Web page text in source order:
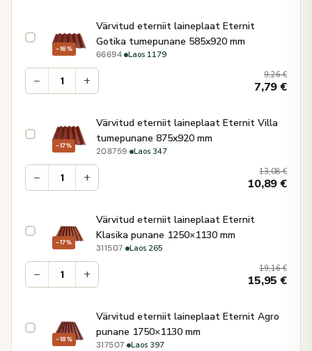
−16%
Värvitud eterniit laineplaat Eternit
Gotika tumepunane 585x920 mm
66694· Laos 1179
− + 9,26€
7,79€
−17%
Värvitud eterniit laineplaat Eternit Villa
tumepunane 875x920 mm
208759· Laos 347
− + 13,08€
10,89€
−17%
Värvitud eterniit laineplaat Eternit
Klasika punane 1250×1130 mm
311507· Laos 265
− + 19,16€
15,95€
−18%
Värvitud eterniit laineplaat Eternit Agro
punane 1750×1130 mm
317507· Laos 397